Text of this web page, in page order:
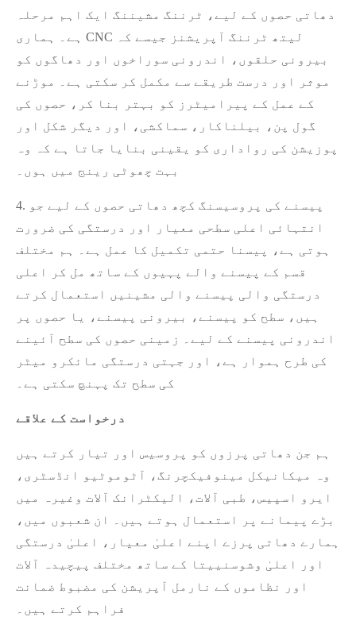
دھاتی حصوں کے لیے، ٹرننگ مشیننگ ایک اہم مرحلہ
ہے۔ ہماری CNC لیتھ ٹرننگ آپریشنز جیسے کہ
بیرونی حلقوں، اندرونی سوراخوں اور دھاگوں کو
موثر اور درست طریقے سے مکمل کر سکتی ہے۔ موڑنے
کے عمل کے پیرامیٹرز کو بہتر بنا کر، حصوں کی
گول پن، بیلناکار، سماکشی، اور دیگر شکل اور
پوزیشن کی رواداری کو یقینی بنایا جاتا ہے کہ وہ
بہت چھوٹی رینج میں ہوں۔
4. پیسنے کی پروسیسنگ کچھ دھاتی حصوں کے لیے جو
انتہائی اعلی سطحی معیار اور درستگی کی ضرورت
ہوتی ہے، پیسنا حتمی تکمیل کا عمل ہے۔ ہم مختلف
قسم کے پیسنے والے پہیوں کے ساتھ مل کر اعلی
درستگی والی پیسنے والی مشینیں استعمال کرتے
ہیں، سطح کو پیسنے، بیرونی پیسنے، یا حصوں پر
اندرونی پیسنے کے لیے۔ زمینی حصوں کی سطح آئینے
کی طرح ہموار ہے، اور جہتی درستگی مائکرو میٹر
کی سطح تک پہنچ سکتی ہے۔
درخواست کے علاقے
ہم جن دھاتی پرزوں کو پروسیس اور تیار کرتے ہیں
وہ میکانیکل مینوفیکچرنگ، آٹوموٹیو انڈسٹری،
ایرو اسپیس، طبی آلات، الیکٹرانک آلات وغیرہ میں
بڑے پیمانے پر استعمال ہوتے ہیں۔ ان شعبوں میں،
ہمارے دھاتی پرزے اپنے اعلیٰ معیار، اعلیٰ درستگی
اور اعلیٰ وشوسنییتا کے ساتھ مختلف پیچیدہ آلات
اور نظاموں کے نارمل آپریشن کی مضبوط ضمانت
فراہم کرتے ہیں۔